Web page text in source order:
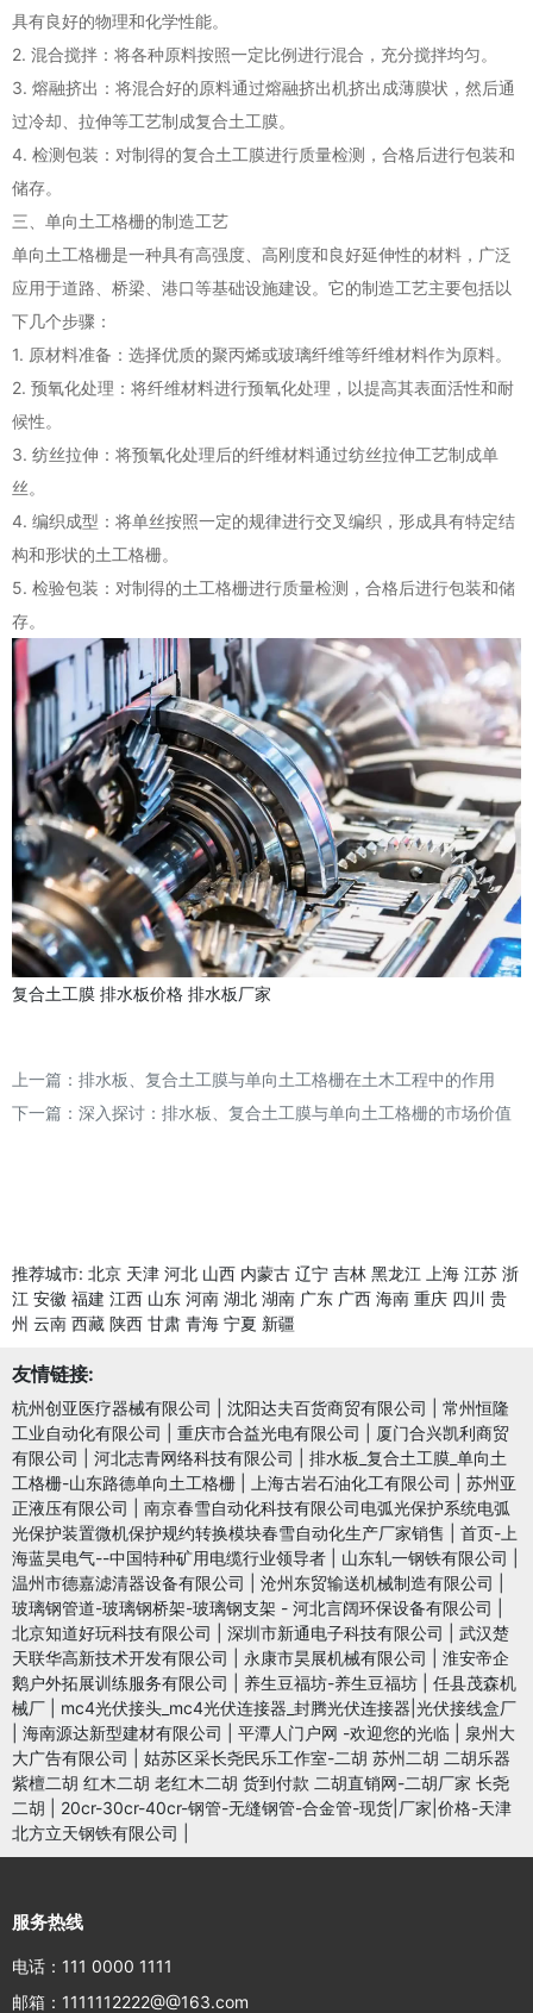
具有良好的物理和化学性能。
2. 混合搅拌：将各种原料按照一定比例进行混合，充分搅拌均匀。
3. 熔融挤出：将混合好的原料通过熔融挤出机挤出成薄膜状，然后通
过冷却、拉伸等工艺制成复合土工膜。
4. 检测包装：对制得的复合土工膜进行质量检测，合格后进行包装和
储存。
三、单向土工格栅的制造工艺
单向土工格栅是一种具有高强度、高刚度和良好延伸性的材料，广泛
应用于道路、桥梁、港口等基础设施建设。它的制造工艺主要包括以
下几个步骤：
1. 原材料准备：选择优质的聚丙烯或玻璃纤维等纤维材料作为原料。
2. 预氧化处理：将纤维材料进行预氧化处理，以提高其表面活性和耐
候性。
3. 纺丝拉伸：将预氧化处理后的纤维材料通过纺丝拉伸工艺制成单
丝。
4. 编织成型：将单丝按照一定的规律进行交叉编织，形成具有特定结
构和形状的土工格栅。
5. 检验包装：对制得的土工格栅进行质量检测，合格后进行包装和储
存。
复合土工膜 排水板价格 排水板厂家
上一篇： 排水板、复合土工膜与单向土工格栅在土木工程中的作用
下一篇： 深入探讨：排水板、复合土工膜与单向土工格栅的市场价值
推荐城市: 北京 天津 河北 山西 内蒙古 辽宁 吉林 黑龙江 上海 江苏 浙
江 安徽 福建 江西 山东 河南 湖北 湖南 广东 广西 海南 重庆 四川 贵
州 云南 西藏 陕西 甘肃 青海 宁夏 新疆
友情链接:
杭州创亚医疗器械有限公司 沈阳达夫百货商贸有限公司
常州恒隆
工业自动化有限公司
重庆市合益光电有限公司
厦门合兴凯利商贸
有限公司
河北志青网络科技有限公司
排水板_复合土工膜_单向土
工格栅-山东路德单向土工格栅
上海古岩石油化工有限公司
苏州亚
正液压有限公司
南京春雪自动化科技有限公司电弧光保护系统电弧
光保护装置微机保护规约转换模块春雪自动化生产厂家销售
首页-上
海蓝昊电气--中国特种矿用电缆行业领导者
山东轧一钢铁有限公司
温州市德嘉滤清器设备有限公司
沧州东贸输送机械制造有限公司
玻璃钢管道-玻璃钢桥架-玻璃钢支架 - 河北言阔环保设备有限公司
北京知道好玩科技有限公司
深圳市新通电子科技有限公司
武汉楚
天联华高新技术开发有限公司
永康市昊展机械有限公司
淮安帝企
鹅户外拓展训练服务有限公司
养生豆福坊-养生豆福坊
任县茂森机
械厂
mc4光伏接头_mc4光伏连接器_封腾光伏连接器|光伏接线盒厂
海南源达新型建材有限公司 平潭人门户网 -欢迎您的光临
泉州大
大广告有限公司
姑苏区采长尧民乐工作室-二胡 苏州二胡 二胡乐器
紫檀二胡 红木二胡 老红木二胡 货到付款 二胡直销网-二胡厂家 长尧
二胡
20cr-30cr-40cr-钢管-无缝钢管-合金管-现货|厂家|价格-天津
北方立天钢铁有限公司
服务热线
电话：111 0000 1111
邮箱：1111112222@@163.com